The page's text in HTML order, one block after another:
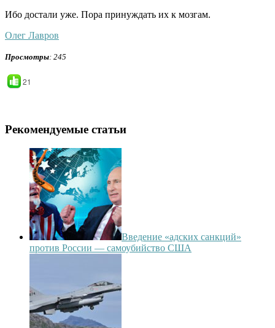
Ибо достали уже. Пора принуждать их к мозгам.
Олег Лавров
Просмотры: 245
21
Рекомендуемые статьи
Введение «адских санкций»
против России — самоубийство США